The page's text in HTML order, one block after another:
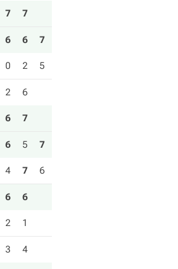
7 7
6 6 7
0 2 5
2 6
6 7
6 5 7
4 7 6
6 6
2 1
3 4